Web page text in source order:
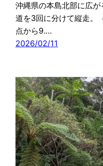
沖縄県の本島北部に広
道を3回に分けて縦走。
点から9.…
2026/02/11